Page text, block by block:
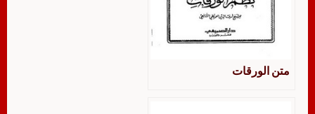
متن الورقات